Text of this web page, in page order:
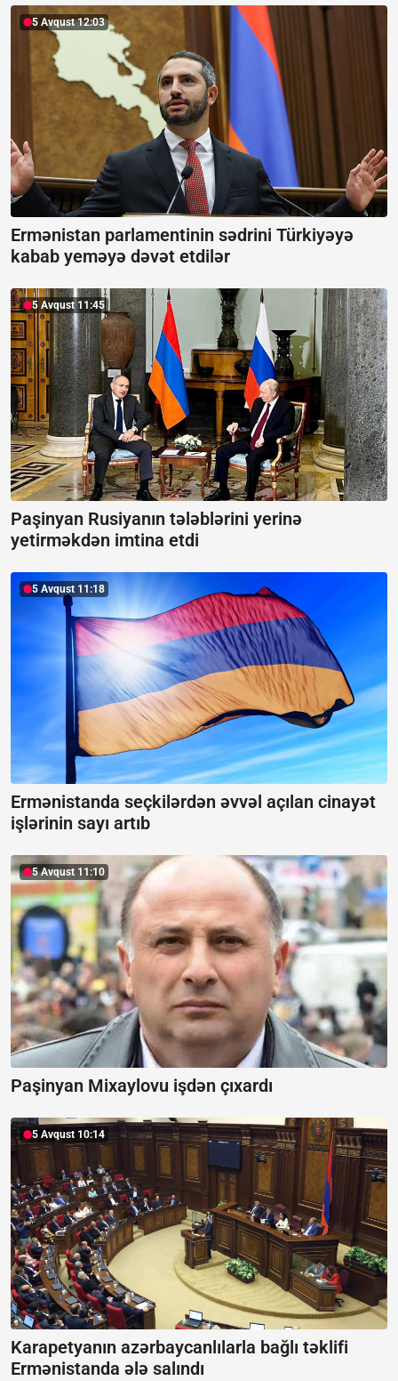
5 Avqust 12:03
Ermənistan parlamentinin sədrini Türkiyəyə
kabab yeməyə dəvət etdilər
5 Avqust 11:45
Paşinyan Rusiyanın tələblərini yerinə
yetirməkdən imtina etdi
5 Avqust 11:18
Ermənistanda seçkilərdən əvvəl açılan cinayət
işlərinin sayı artıb
5 Avqust 11:10
Paşinyan Mixaylovu işdən çıxardı
5 Avqust 10:14
Karapetyanın azərbaycanlılarla bağlı təklifi
Ermənistanda ələ salındı